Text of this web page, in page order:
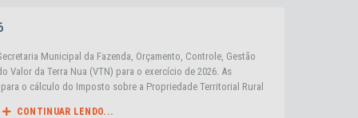
Municipal da Fazenda, Orçamento, Controle, Gestão
Valor da Terra Nua (VTN) para o exercício de 2026. As
o cálculo do Imposto sobre a Propriedade Territorial Rural
CONTINUAR LENDO...